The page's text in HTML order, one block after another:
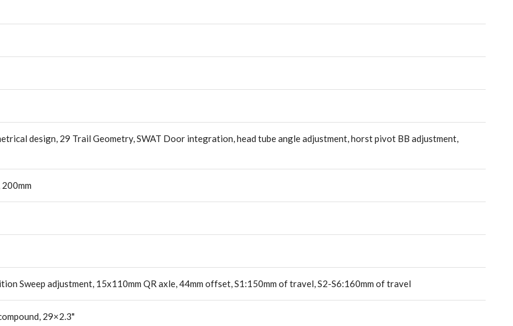
design, 29 Trail Geometry, SWAT Door integration, head tube angle adjustment, horst pivot BB adjustment,
Sweep adjustment, 15x110mm QR axle, 44mm offset, S1:150mm of travel, S2-S6:160mm of travel
29×2.3"